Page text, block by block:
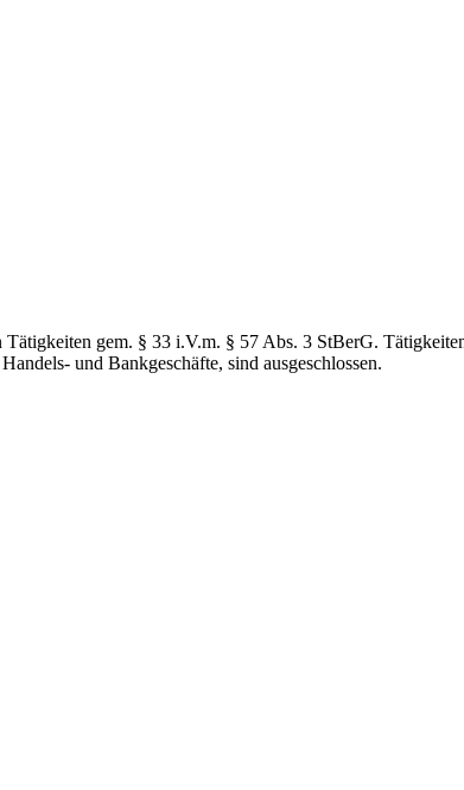
gem. § 33 i.V.m. § 57 Abs. 3 StBerG.
und Bankgeschäfte, sind ausgeschlossen.